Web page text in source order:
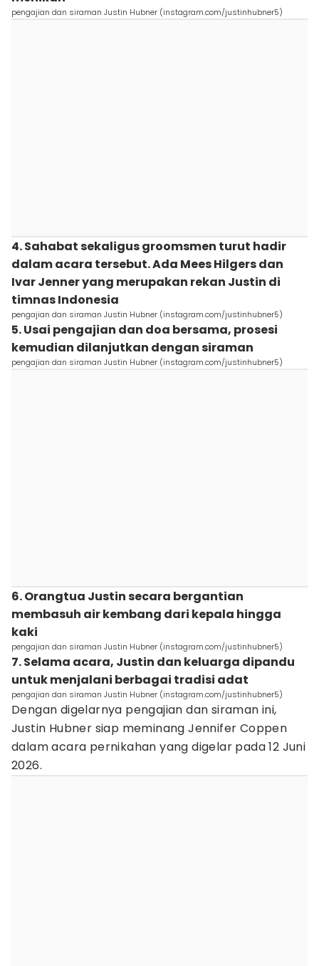
pengajian dan siraman Justin Hubner (instagram.com/justinhubner5)
4. ⁠Sahabat sekaligus groomsmen turut hadir
dalam acara tersebut. Ada Mees Hilgers dan
Ivar Jenner yang merupakan rekan Justin di
timnas Indonesia
pengajian dan siraman Justin Hubner (instagram.com/justinhubner5)
5. ⁠Usai pengajian dan doa bersama, prosesi
kemudian dilanjutkan dengan siraman
pengajian dan siraman Justin Hubner (instagram.com/justinhubner5)
6. ⁠Orangtua Justin secara bergantian
membasuh air kembang dari kepala hingga
kaki
pengajian dan siraman Justin Hubner (instagram.com/justinhubner5)
7. ⁠Selama acara, Justin dan keluarga dipandu
untuk menjalani berbagai tradisi adat
pengajian dan siraman Justin Hubner (instagram.com/justinhubner5)
Dengan digelarnya pengajian dan siraman ini,
Justin Hubner siap meminang Jennifer Coppen
dalam acara pernikahan yang digelar pada 12 Juni
2026.